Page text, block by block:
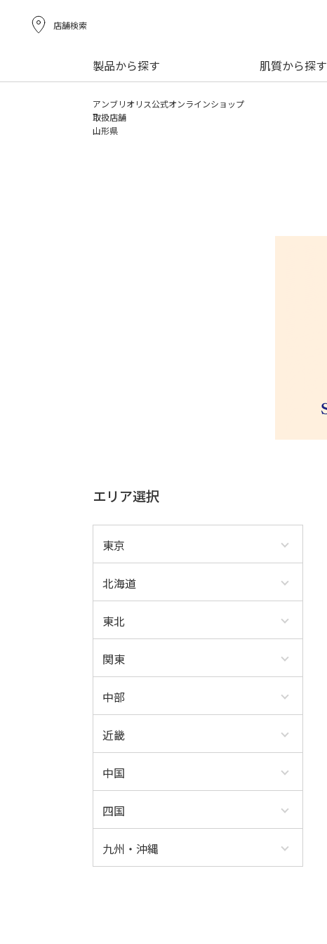
店舗検索
製品から探す 肌質から探す
アンブリオリス公式オンラインショップ
取扱店舗
山形県
エリア選択
東京
北海道
東北
関東
中部
近畿
中国
四国
九州・沖縄